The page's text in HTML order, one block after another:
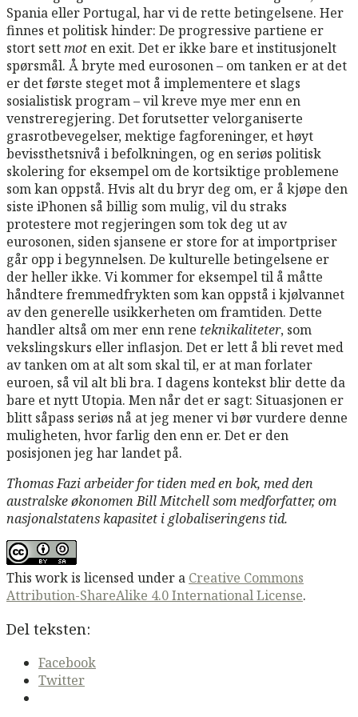
Spania eller Portugal, har vi de rette betingelsene. Her
finnes et politisk hinder: De progressive partiene er
stort settmot en exit. Det er ikke bare et institusjonelt
spørsmål. Å bryte med eurosonen – om tanken er at det
er det første steget mot å implementere et slags
sosialistisk program – vil kreve mye mer enn en
venstreregjering. Det forutsetter velorganiserte
grasrotbevegelser, mektige fagforeninger, et høyt
bevissthetsnivå i befolkningen, og en seriøs politisk
skolering for eksempel om de kortsiktige problemene
som kan oppstå. Hvis alt du bryr deg om, er å kjøpe den
siste iPhonen så billig som mulig, vil du straks
protestere mot regjeringen som tok deg ut av
eurosonen, siden sjansene er store for at importpriser
går opp i begynnelsen. De kulturelle betingelsene er
der heller ikke. Vi kommer for eksempel til å måtte
håndtere fremmedfrykten som kan oppstå i kjølvannet
av den generelle usikkerheten om framtiden. Dette
handler altså om mer enn rene teknikaliteter, som
vekslingskurs eller inflasjon. Det er lett å bli revet med
av tanken om at alt som skal til, er at man forlater
euroen, så vil alt bli bra. I dagens kontekst blir dette da
bare et nytt Utopia. Men når det er sagt: Situasjonen er
blitt såpass seriøs nå at jeg mener vi bør vurdere denne
muligheten, hvor farlig den enn er. Det er den
posisjonen jeg har landet på.
Thomas Fazi arbeider for tiden med en bok, med den
australske økonomen Bill Mitchell som medforfatter, om
nasjonalstatens kapasitet i globaliseringens tid.
This work is licensed under a Creative Commons
Attribution-ShareAlike 4.0 International License.
Del teksten:
Facebook
Twitter